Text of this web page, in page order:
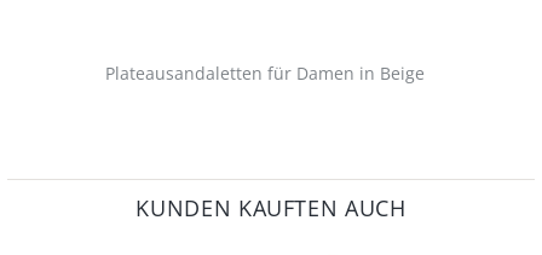
Plateausandaletten für Damen in Beige
KUNDEN KAUFTEN AUCH